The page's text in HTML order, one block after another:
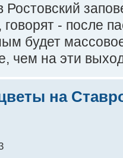
Ростовский
говорят - после
будет
чем на эти
на